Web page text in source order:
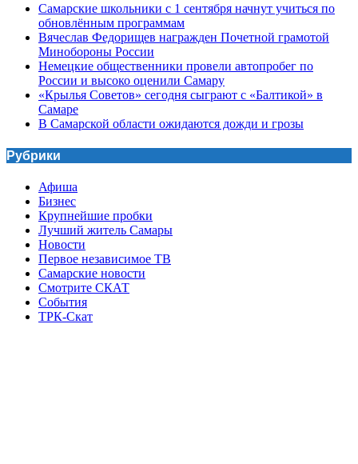
Самарские школьники с 1 сентября начнут учиться по
обновлённым программам
Вячеслав Федорищев награжден Почетной грамотой
Минобороны России
Немецкие общественники провели автопробег по
России и высоко оценили Самару
«Крылья Советов» сегодня сыграют с «Балтикой» в
Самаре
В Самарской области ожидаются дожди и грозы
Рубрики
Афиша
Бизнес
Крупнейшие пробки
Лучший житель Самары
Новости
Первое независимое ТВ
Самарские новости
Смотрите СКАТ
События
ТРК-Скат